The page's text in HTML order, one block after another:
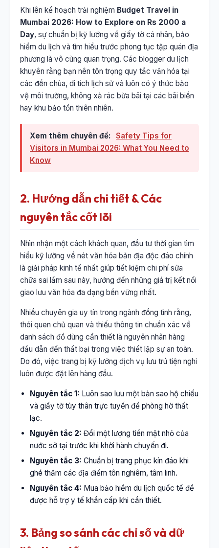
Khi lên kế hoạch trải nghiệm Budget Travel in
Mumbai 2026: How to Explore on Rs 2000 a
Day, sự chuẩn bị kỹ lưỡng về giấy tờ cá nhân, bảo
hiểm du lịch và tìm hiểu trước phong tục tập quán địa
phương là vô cùng quan trọng. Các blogger du lịch
khuyên rằng bạn nên tôn trọng quy tắc văn hóa tại
các đền chùa, di tích lịch sử và luôn có ý thức bảo
vệ môi trường, không xả rác bừa bãi tại các bãi biển
hay khu bảo tồn thiên nhiên.
Xem thêm chuyên đề: Safety Tips for
Visitors in Mumbai 2026: What You Need to
Know
2. Hướng dẫn chi tiết & Các
nguyên tắc cốt lõi
Nhìn nhận một cách khách quan, đầu tư thời gian tìm
hiểu kỹ lưỡng về nét văn hóa bản địa độc đáo chính
là giải pháp kinh tế nhất giúp tiết kiệm chi phí sửa
chữa sai lầm sau này, hướng đến những giá trị kết nối
giao lưu văn hóa đa dạng bền vững nhất.
Nhiều chuyên gia uy tín trong ngành đồng tình rằng,
thói quen chủ quan và thiếu thông tin chuẩn xác về
danh sách đồ dùng cần thiết là nguyên nhân hàng
đầu dẫn đến thất bại trong việc thiết lập sự an toàn.
Do đó, việc trang bị kỹ lưỡng dịch vụ lưu trú tiện nghi
luôn được đặt lên hàng đầu.
Nguyên tắc 1: Luôn sao lưu một bản sao hộ chiếu
và giấy tờ tùy thân trực tuyến để phòng hờ thất
lạc.
Nguyên tắc 2: Đổi một lượng tiền mặt nhỏ của
nước sở tại trước khi khởi hành chuyến đi.
Nguyên tắc 3: Chuẩn bị trang phục kín đáo khi
ghé thăm các địa điểm tôn nghiêm, tâm linh.
Nguyên tắc 4: Mua bảo hiểm du lịch quốc tế để
được hỗ trợ y tế khẩn cấp khi cần thiết.
3. Bảng so sánh các chỉ số và dữ